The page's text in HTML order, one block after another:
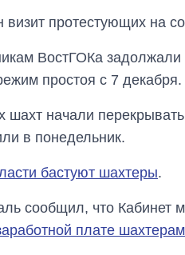
визит протестующих на
ВостГОКа задолжали
простоя с 7 декабря.
шахт начали
в понедельник.
бастуют шахтеры.
сообщил, что Кабинет
плате